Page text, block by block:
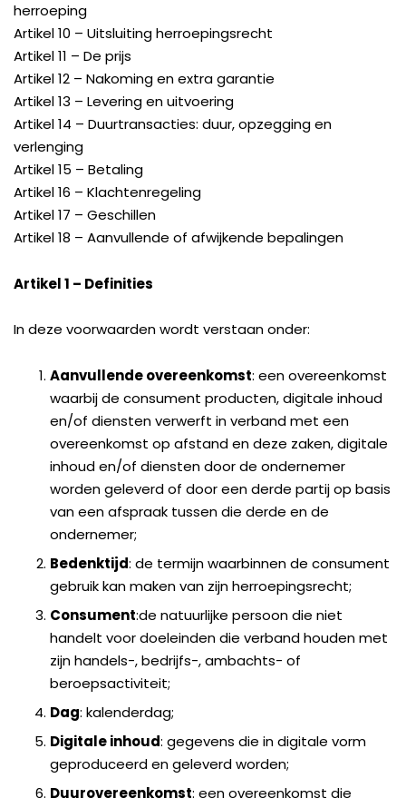
herroeping
Artikel 10 – Uitsluiting herroepingsrecht
Artikel 11 – De prijs
Artikel 12 – Nakoming en extra garantie
Artikel 13 – Levering en uitvoering
Artikel 14 – Duurtransacties: duur, opzegging en
verlenging
Artikel 15 – Betaling
Artikel 16 – Klachtenregeling
Artikel 17 – Geschillen
Artikel 18 – Aanvullende of afwijkende bepalingen
Artikel 1 – Definities
In deze voorwaarden wordt verstaan onder:
Aanvullende overeenkomst: een overeenkomst
waarbij de consument producten, digitale inhoud
en/of diensten verwerft in verband met een
overeenkomst op afstand en deze zaken, digitale
inhoud en/of diensten door de ondernemer
worden geleverd of door een derde partij op basis
van een afspraak tussen die derde en de
ondernemer;
Bedenktijd: de termijn waarbinnen de consument
gebruik kan maken van zijn herroepingsrecht;
Consument:de natuurlijke persoon die niet
handelt voor doeleinden die verband houden met
zijn handels-, bedrijfs-, ambachts- of
beroepsactiviteit;
Dag: kalenderdag;
Digitale inhoud: gegevens die in digitale vorm
geproduceerd en geleverd worden;
Duurovereenkomst: een overeenkomst die